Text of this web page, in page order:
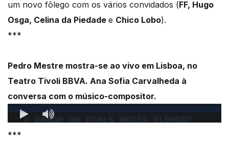
um novo fôlego com os vários convidados (FF, Hugo
Osga, Celina da Piedade e Chico Lobo).
***
Pedro Mestre mostra-se ao vivo em Lisboa, no
Teatro Tivoli BBVA. Ana Sofia Carvalheda à
conversa com o músico-compositor.
***